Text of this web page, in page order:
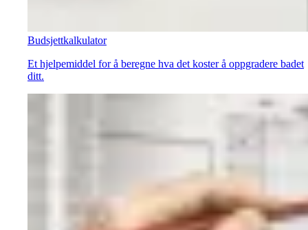
Budsjettkalkulator
Et hjelpemiddel for å beregne hva det koster å oppgradere badet
ditt.